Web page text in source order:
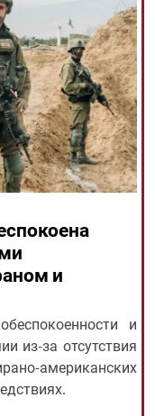
и
и
из-за отсутствия
американских